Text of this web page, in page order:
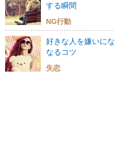
する瞬間
NG行動
好きな人を嫌いに
なるコツ
失恋